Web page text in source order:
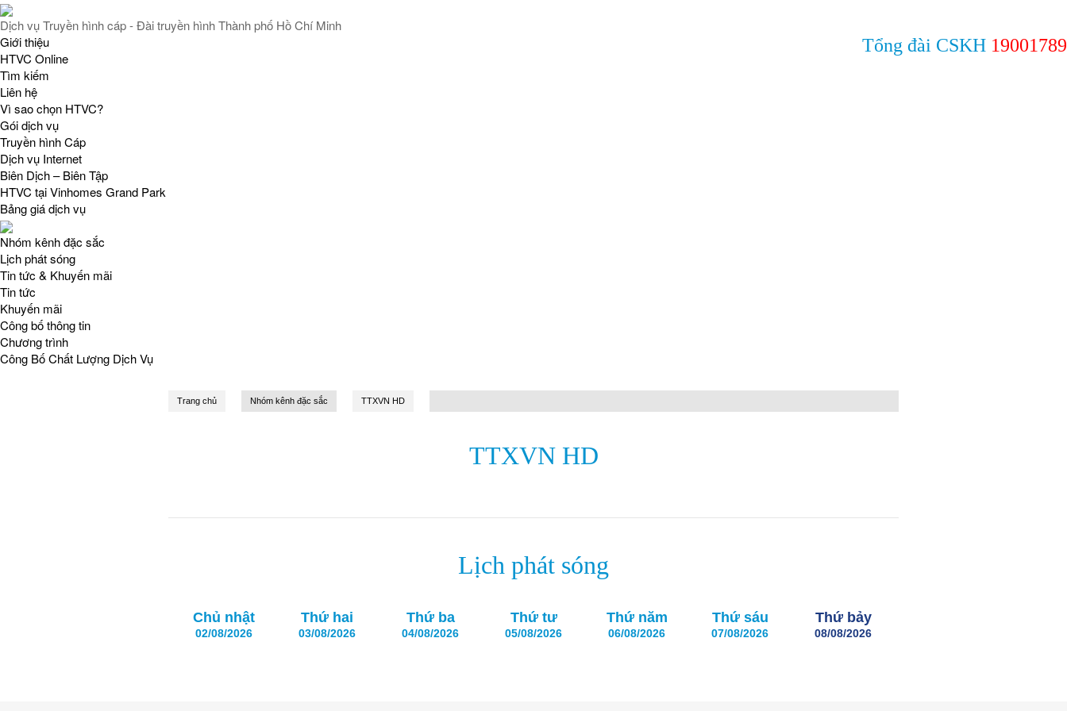
Dịch vụ Truyền hình cáp - Đài truyền hình Thành phố Hồ Chí Minh
Giới thiệu
HTVC Online
Tìm kiếm
Liên hệ
Vì sao chọn HTVC?
Gói dịch vụ
Truyền hình Cáp
Dịch vụ Internet
Biên Dịch – Biên Tập
HTVC tại Vinhomes Grand Park
Bảng giá dịch vụ
Nhóm kênh đặc sắc
Lịch phát sóng
Tin tức & Khuyến mãi
Tin tức
Khuyến mãi
Công bố thông tin
Chương trình
Công Bố Chất Lượng Dịch Vụ
Tổng đài CSKH 19001789
Trang chủ Nhóm kênh đặc sắc TTXVN HD
TTXVN HD
Lịch phát sóng
Chủ nhật
02/08/2026
Thứ hai
03/08/2026
Thứ ba
04/08/2026
Thứ tư
05/08/2026
Thứ năm
06/08/2026
Thứ sáu
07/08/2026
Thứ bảy
08/08/2026